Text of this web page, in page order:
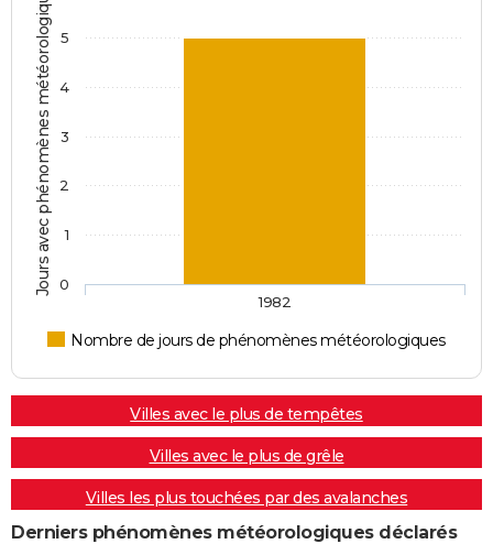
Jours avec phénomènes météorologiques
Nombre de jours de phénomènes météorologiques
1982
0
1
2
3
4
5
Villes avec le plus de tempêtes
Villes avec le plus de grêle
Villes les plus touchées par des avalanches
Derniers phénomènes météorologiques déclarés